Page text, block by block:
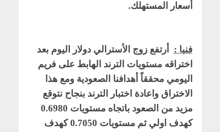
أسعار المستهلك.
فنيا : أرتفع زوج الأسترالي دولار اليوم بعد
اختراقه مستويات الترند الهابط على فريم
اليومي محققاً أهدافنا الصعودية ومع هذا
الاختراق واعادة اختبار الترند بنجاح نتوقع
مزيد من الصعود باتجاه مستويات 0.6980
كهدف اولي ثم مستويات 0.7050 كهدف